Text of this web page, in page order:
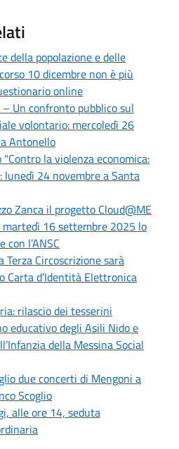
della popolazione e delle
10 dicembre non è più
online
Un confronto pubblico sul
volontario: mercoledì 26
Antonello
la violenza economica:
24 novembre a Santa
Zanca il progetto Cloud@ME
martedì 16 settembre 2025 lo
l’ANSC
Terza Circoscrizione sarà
Carta d'Identità Elettronica
rilascio dei tesserini
educativo degli Asili Nido e
della Messina Social
due concerti di Mengoni a
Scoglio
alle ore 14, seduta